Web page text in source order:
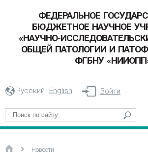
ФЕДЕРАЛЬНОЕ
БЮДЖЕТНОЕ НАУЧНОЕ
«НАУЧНО-
ОБЩЕЙ ПАТОЛОГИИ И
ФГБНУ
Русский English Войти
Новости